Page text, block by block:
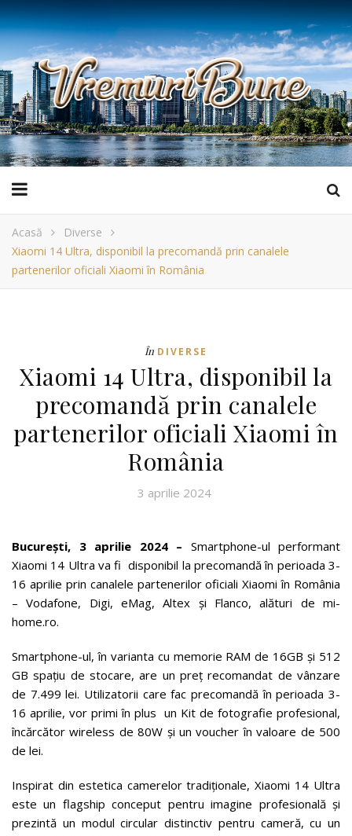
Acasă
Diverse
Xiaomi 14 Ultra, disponibil la precomandă prin canalele
partenerilor oficiali Xiaomi în România
În DIVERSE
Xiaomi 14 Ultra, disponibil la
precomandă prin canalele
partenerilor oficiali Xiaomi în
România
3 aprilie 2024
București, 3 aprilie 2024 – Smartphone-ul performant
Xiaomi 14 Ultra va fi disponibil la precomandă în perioada 3-
16 aprilie prin canalele partenerilor oficiali Xiaomi în România
– Vodafone, Digi, eMag, Altex și Flanco, alături de mi-
home.ro.
Smartphone-ul, în varianta cu memorie RAM de 16GB și 512
GB spațiu de stocare, are un preț recomandat de vânzare
de 7.499 lei. Utilizatorii care fac precomandă în perioada 3-
16 aprilie, vor primi în plus un Kit de fotografie profesional,
încărcător wireless de 80W și un voucher în valoare de 500
de lei.
Inspirat din estetica camerelor tradiționale, Xiaomi 14 Ultra
este un flagship conceput pentru imagine profesională și
prezintă un modul circular distinctiv pentru cameră, cu un